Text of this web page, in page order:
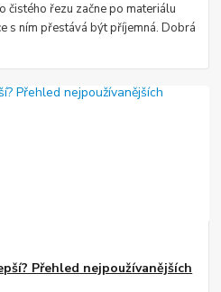
čistého řezu začne po materiálu
s ním přestává být příjemná. Dobrá
Přehled nejpoužívanějších